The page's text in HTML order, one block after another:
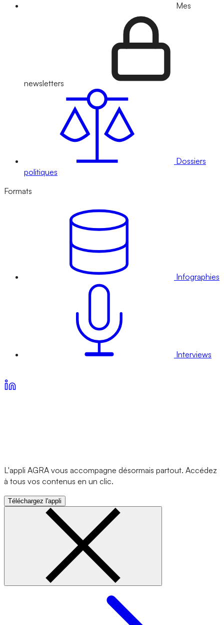
Mes
newsletters
Dossiers
politiques
Formats
Infographies
Interviews
L'appli AGRA vous accompagne désormais partout. Accédez
à tous vos contenus en un clic.
Téléchargez l'appli